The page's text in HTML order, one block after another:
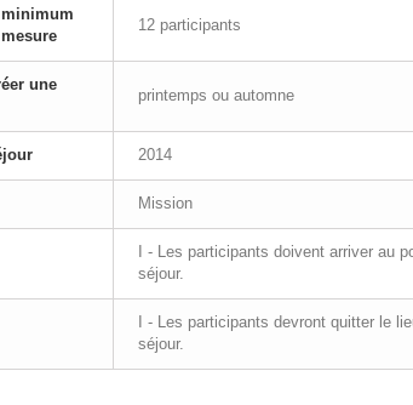
12 participants
une
printemps ou automne
2014
Mission
I - Les participants doivent arriver au
séjour.
I - Les participants devront quitter le
séjour.